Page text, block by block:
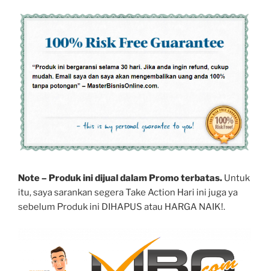
Note – Produk ini dijual dalam Promo terbatas. Untuk
itu, saya sarankan segera Take Action Hari ini juga ya
sebelum Produk ini DIHAPUS atau HARGA NAIK!.